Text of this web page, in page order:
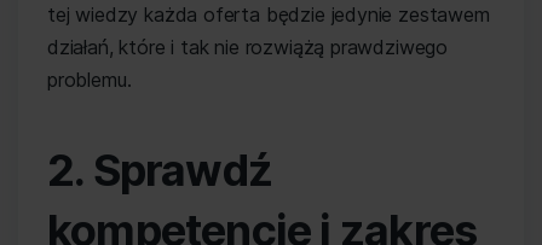
tej wiedzy każda oferta będzie jedynie zestawem
działań, które i tak nie rozwiążą prawdziwego
problemu.
2. Sprawdź
kompetencje i zakres